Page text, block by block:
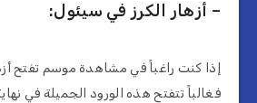
– أزهار الكرز في سيئول:
إذا كنت راغباً في مشاهدة موسم تفتح
فغالباً تتفتح هذه الورود الجميلة في